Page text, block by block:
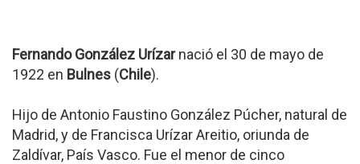
Fernando González Urízarnació el 30 de mayo de
1922 en Bulnes (Chile).
Hijo de Antonio Faustino González Púcher, natural de
Madrid, y de Francisca Urízar Areitio, oriunda de
Zaldívar, País Vasco. Fue el menor de cinco